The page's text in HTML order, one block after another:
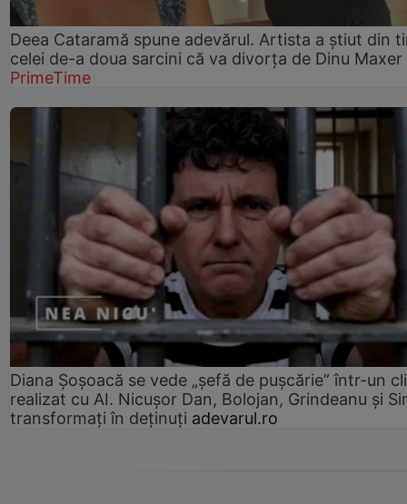
Deea Cataramă spune adevărul. Artista a știut din
celei de-a doua sarcini că va divorța de Dinu Maxer
PrimeTime
Diana Șoșoacă se vede „șefă de pușcărie” într-un
realizat cu AI. Nicușor Dan, Bolojan, Grindeanu și
transformați în deținuți adevarul.ro